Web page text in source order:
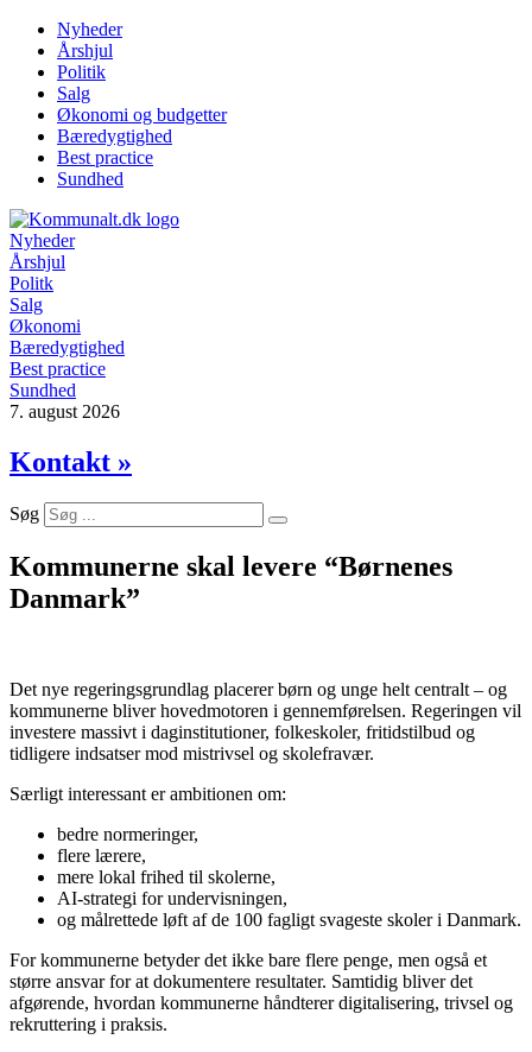
Videre
indhold
Nyheder
Årshjul
Politik
Salg
Økonomi og budgetter
Bæredygtighed
Best practice
Sundhed
Nyheder
Årshjul
Politk
Salg
Økonomi
Bæredygtighed
Best practice
Sundhed
7. august 2026
Kontakt »
Søg
Kommunerne skal levere “Børnenes
Danmark”
Det nye regeringsgrundlag placerer børn og unge helt centralt – og
kommunerne bliver hovedmotoren i gennemførelsen. Regeringen vil
investere massivt i daginstitutioner, folkeskoler, fritidstilbud og
tidligere indsatser mod mistrivsel og skolefravær.
Særligt interessant er ambitionen om:
bedre normeringer,
flere lærere,
mere lokal frihed til skolerne,
AI-strategi for undervisningen,
og målrettede løft af de 100 fagligt svageste skoler i Danmark.
For kommunerne betyder det ikke bare flere penge, men også et
større ansvar for at dokumentere resultater. Samtidig bliver det
afgørende, hvordan kommunerne håndterer digitalisering, trivsel og
rekruttering i praksis.